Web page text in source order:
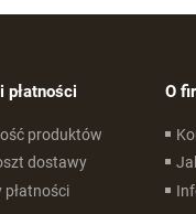
płatności
produktów
dostawy
płatności
O